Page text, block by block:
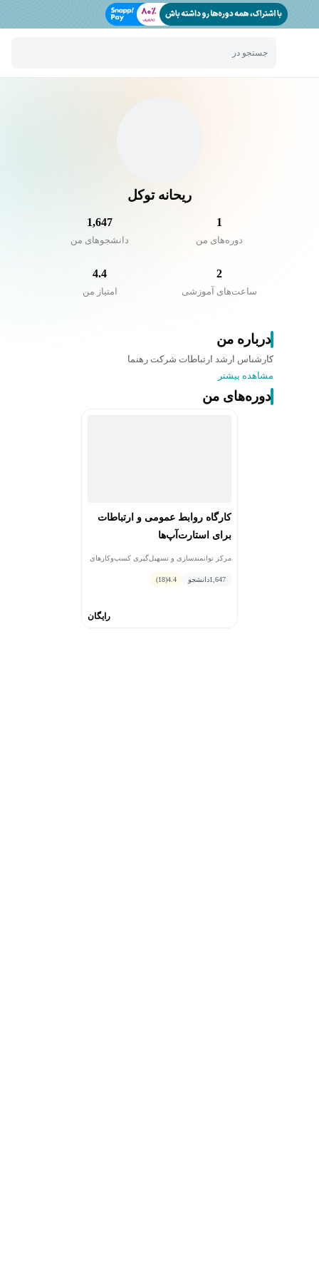
جستجو در
ریحانه توکل
1
دوره‌های من
1,647
دانشجو‌های من
2
ساعت‌های آموزشی
4.4
امتیاز من
درباره من
کارشناس ارشد ارتباطات شرکت رهنما
مشاهده بیشتر
دوره‌های من
کارگاه روابط عمومی و ارتباطات
برای استارت‌آپ‌ها
مرکز توانمندسازی و تسهیل‌گیری کسب‌وکارهای
1,647دانشجو 4.4
(18)
رایگان